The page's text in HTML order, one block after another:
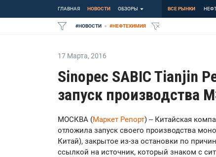
ГЛАВНАЯ НОВОСТИ ОБЗОРЫ ВСЕ РЫНКИ
#НОВОСТИ #НЕФТЕХИМИЯ
17 Марта, 2016
Sinopec SABIC Tianjin
запуск производства
МОСКВА (Маркет Репорт) -- Китайская
отложила запуск своего производства
Китай), закрытое из-за остановки по
ссылкой на источник, который знаком с